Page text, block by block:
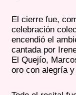
El cierre fue,
celebración
encendió el
cantada por
El Quejío,
oro con alegría